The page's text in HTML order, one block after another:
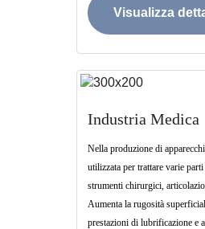
Visualizza
Industria Medica
Nella produzione di
utilizzata per trattare varie
strumenti chirurgici,
Aumenta la rugosità
prestazioni di lubrificazione e